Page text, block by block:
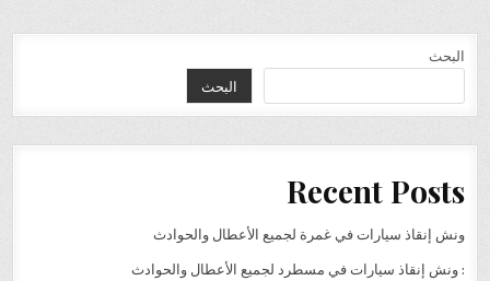
البحث
البحث
Recent Posts
ونش إنقاذ سيارات في غمرة لجميع الأعطال والحوادث
: ونش إنقاذ سيارات في مسطرد لجميع الأعطال والحوادث